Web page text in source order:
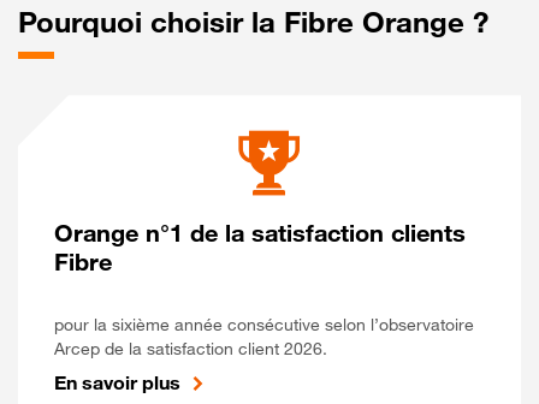
Pourquoi choisir la Fibre Orange ?
Orange n°1 de la satisfaction clients
Fibre
pour la sixième année consécutive selon l’observatoire
Arcep de la satisfaction client 2026.
En savoir plus